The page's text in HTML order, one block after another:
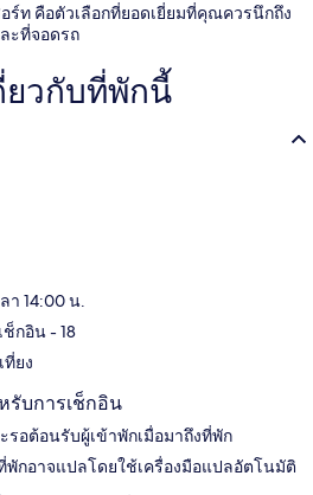
ร์ท คือตัวเลือกที่ยอดเยี่ยมที่คุณควรนึกถึง
ะที่จอดรถ
ยวกับที่พักนี้
า 14:00 น.
กอิน - 18
ที่ยง
รับการเช็กอิน
อต้อนรับผู้เข้าพักเมื่อมาถึงที่พัก
กอาจแปลโดยใช้เครื่องมือแปลอัตโนมัติ